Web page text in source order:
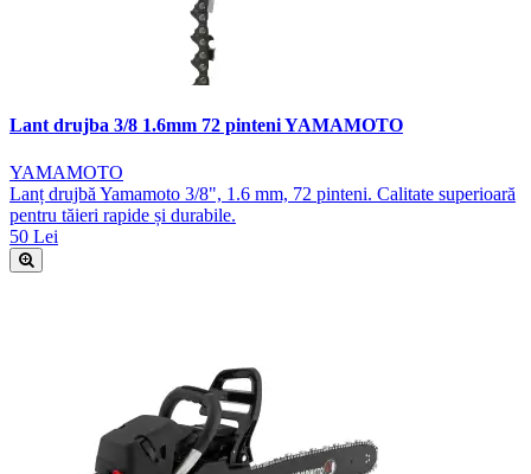
Lant drujba 3/8 1.6mm 72 pinteni YAMAMOTO
YAMAMOTO
Lanț drujbă Yamamoto 3/8", 1.6 mm, 72 pinteni. Calitate superioară
pentru tăieri rapide și durabile.
50 Lei